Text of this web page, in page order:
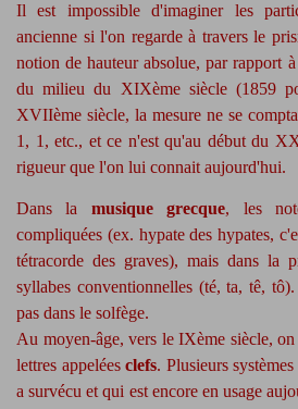
Il est impossible d'imaginer les
ancienne si l'on regarde à travers le
notion de hauteur absolue, par rapport
du milieu du XIXème siècle (1859
XVIIème siècle, la mesure ne se
1, 1, etc., et ce n'est qu'au début du
rigueur que l'on lui connait aujourd'hui.
Dans la musique grecque, les
compliquées (ex. hypate des hypates,
tétracorde des graves), mais dans la
syllabes conventionnelles (té, ta, tê,
pas dans le solfège.
Au moyen-âge, vers le IXème siècle, on
lettres appelées clefs. Plusieurs
a survécu et qui est encore en usage